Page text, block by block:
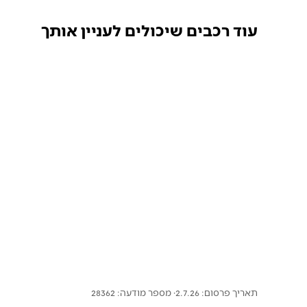
עוד רכבים שיכולים לעניין אותך
תאריך פרסום: 2.7.26 · מספר מודעה: 28362